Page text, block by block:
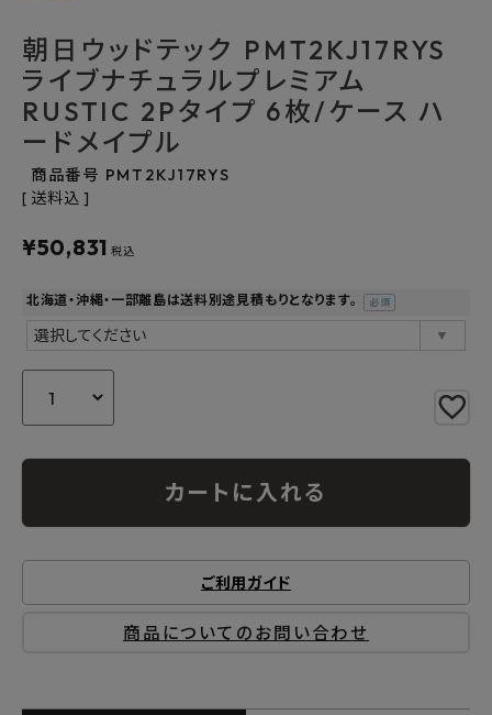
ご利用ガイド
よくあるご質問
お問い合わせ
メルマガ登録
特定商取引法について
朝日ウッドテック PMT2KJ17RYS
ライブナチュラルプレミアム
RUSTIC 2Pタイプ 6枚/ケース ハ
ードメイプル
商品番号 PMT2KJ17RYS
送料込
¥50,831 税込
北海道・沖縄・一部離島は送料別途見積もりとなります。
(必
カートに入れる
ご利用ガイド
商品についてのお問い合わせ